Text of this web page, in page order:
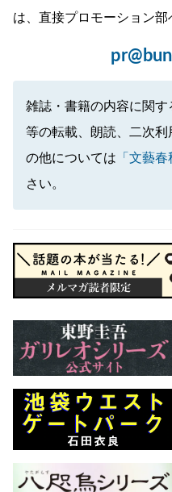
は、直接プロモーション部
雑誌・書籍の内容に関
等の転載、朗読、二次
の他については 「文藝
さい。